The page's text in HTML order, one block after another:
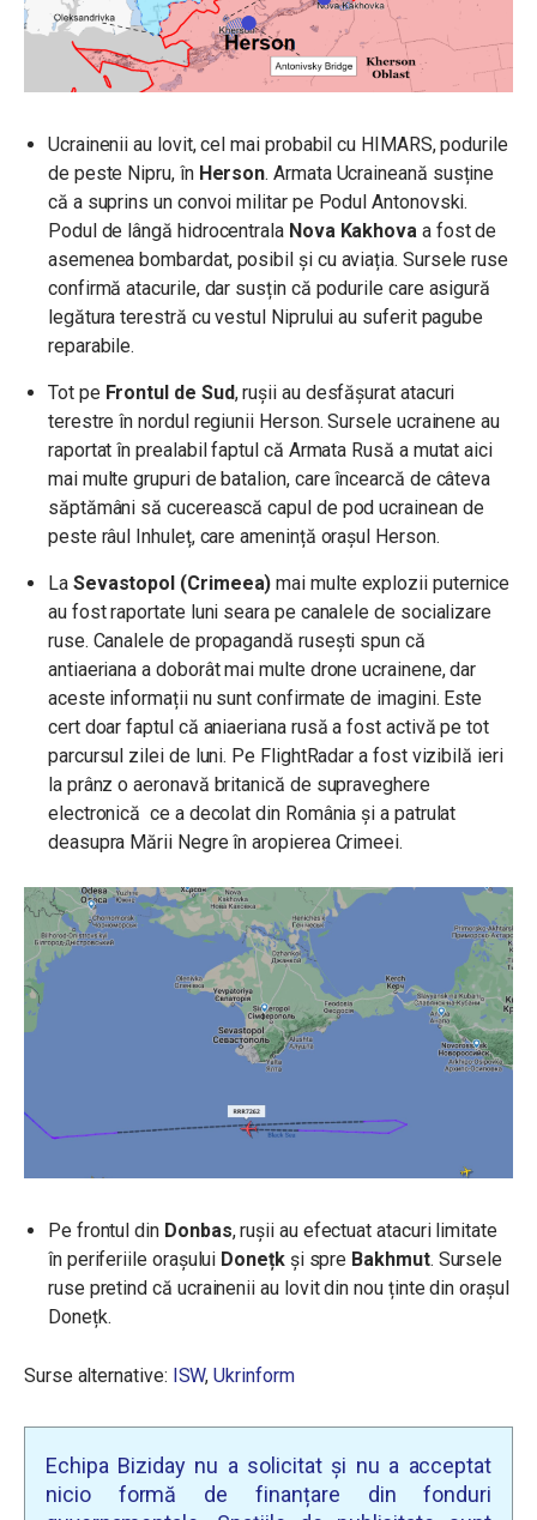
Ucrainenii au lovit, cel mai probabil cu HIMARS, podurile
de peste Nipru, în Herson. Armata Ucraineană susține
că a suprins un convoi militar pe Podul Antonovski.
Podul de lângă hidrocentrala Nova Kakhova a fost de
asemenea bombardat, posibil și cu aviația. Sursele ruse
confirmă atacurile, dar susțin că podurile care asigură
legătura terestră cu vestul Niprului au suferit pagube
reparabile.
Tot pe Frontul de Sud, rușii au desfășurat atacuri
terestre în nordul regiunii Herson. Sursele ucrainene au
raportat în prealabil faptul că Armata Rusă a mutat aici
mai multe grupuri de batalion, care încearcă de câteva
săptămâni să cucerească capul de pod ucrainean de
peste râul Inhuleț, care amenință orașul Herson.
La Sevastopol (Crimeea) mai multe explozii puternice
au fost raportate luni seara pe canalele de socializare
ruse. Canalele de propagandă rusești spun că
antiaeriana a doborât mai multe drone ucrainene, dar
aceste informații nu sunt confirmate de imagini. Este
cert doar faptul că aniaeriana rusă a fost activă pe tot
parcursul zilei de luni. Pe FlightRadar a fost vizibilă ieri
la prânz o aeronavă britanică de supraveghere
electronică ce a decolat din România și a patrulat
deasupra Mării Negre în aropierea Crimeei.
Pe frontul din Donbas, rușii au efectuat atacuri limitate
în periferiile orașului Donețkși spre Bakhmut. Sursele
ruse pretind că ucrainenii au lovit din nou ținte din orașul
Donețk.
Surse alternative: ISW,Ukrinform
Echipa Biziday nu a solicitat și nu a acceptat
nicio formă de finanțare din fonduri